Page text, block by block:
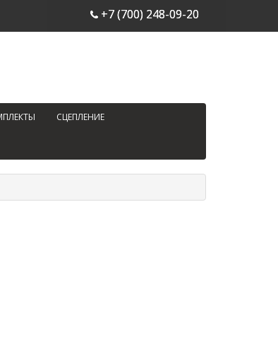
+7 (700) 248-09-20
СЦЕПЛЕНИЕ